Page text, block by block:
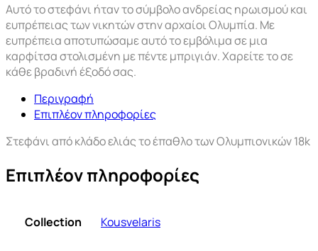
Αυτό το στεφάνι ήταν το σύμβολο ανδρείας ηρωισμού και
ευπρέπειας των νικητών στην αρχαίοι Ολυμπία. Με
ευπρέπεια αποτυπώσαμε αυτό το εμβόλιμα σε μια
καρφίτσα στολισμένη με πέντε μπριγιάν. Χαρείτε το σε
κάθε βραδινή έξοδό σας.
Περιγραφή
Επιπλέον πληροφορίες
Στεφάνι από κλάδο ελιάς το έπαθλο των Ολυμπιονικών 18k
Επιπλέον πληροφορίες
Collection Kousvelaris